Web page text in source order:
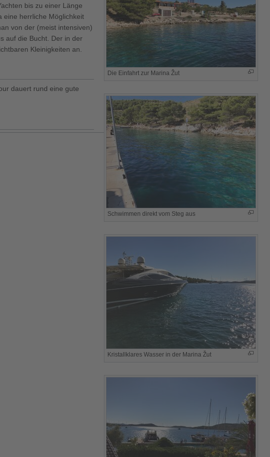
Die Einfahrt zur Marina Žut
bis zu einer Länge
eine herrliche Möglichkeit
von der (meist intensiven)
auf die Bucht. Der in der
Kleinigkeiten an.
Schwimmen direkt vom Steg aus
Kristallklares Wasser in der Marina Žut
dauert rund eine gute